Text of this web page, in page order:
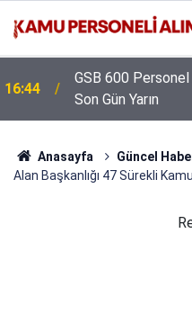
16:44
GSB 600 Personel
Son Gün Yarın
Anasayfa Güncel
Alan Başkanlığı 47 Sürekli